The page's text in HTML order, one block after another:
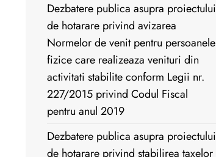
Dezbatere publica asupra proiectului
de hotarare privind avizarea
Normelor de venit pentru persoanele
fizice care realizeaza venituri din
activitati stabilite conform Legii nr.
227/2015 privind Codul Fiscal
pentru anul 2019
Dezbatere publica asupra proiectului
de hotarare privind stabilirea taxelor